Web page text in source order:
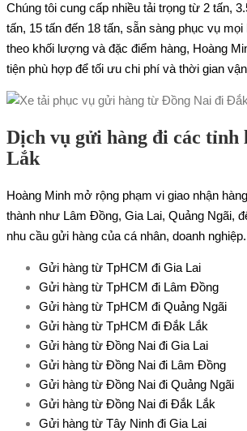
Chúng tôi cung cấp nhiều tải trọng từ 2 tấn,
tấn, 15 tấn đến 18 tấn, sẵn sàng phục vụ mọi
theo khối lượng và đặc điểm hàng, Hoàng
tiện phù hợp để tối ưu chi phí và thời gian
Dịch vụ gửi hàng đi các tỉnh
Lắk
Hoàng Minh mở rộng phạm vi giao nhận
thành như Lâm Đồng, Gia Lai, Quảng Ngãi,
nhu cầu gửi hàng của cá nhân, doanh nghiệp.
Gửi hàng từ TpHCM đi Gia Lai
Gửi hàng từ TpHCM đi Lâm Đồng
Gửi hàng từ TpHCM đi Quảng Ngãi
Gửi hàng từ TpHCM đi Đắk Lắk
Gửi hàng từ Đồng Nai đi Gia Lai
Gửi hàng từ Đồng Nai đi Lâm Đồng
Gửi hàng từ Đồng Nai đi Quảng Ngãi
Gửi hàng từ Đồng Nai đi Đắk Lắk
Gửi hàng từ Tây Ninh đi Gia Lai